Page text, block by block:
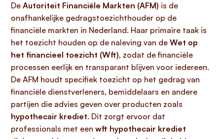
De Autoriteit Financiële Markten (AFM) is de
onafhankelijke gedragstoezichthouder op de
financiële markten in Nederland. Haar primaire taak is
het toezicht houden op de naleving van de Wet op
het financieel toezicht (Wft), zodat de financiële
processen eerlijk en transparant blijven voor iedereen.
De AFM houdt specifiek toezicht op het gedrag van
financiële dienstverleners, bemiddelaars en andere
partijen die advies geven over producten zoals
hypothecair krediet. Dit zorgt ervoor dat
professionals met een wft hypothecair krediet